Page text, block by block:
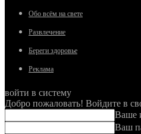
Обо всём на свете
Развлечение
Береги здоровье
Реклама
войти в систему
Добро пожаловать! Войдите в
Ваше
Ваш